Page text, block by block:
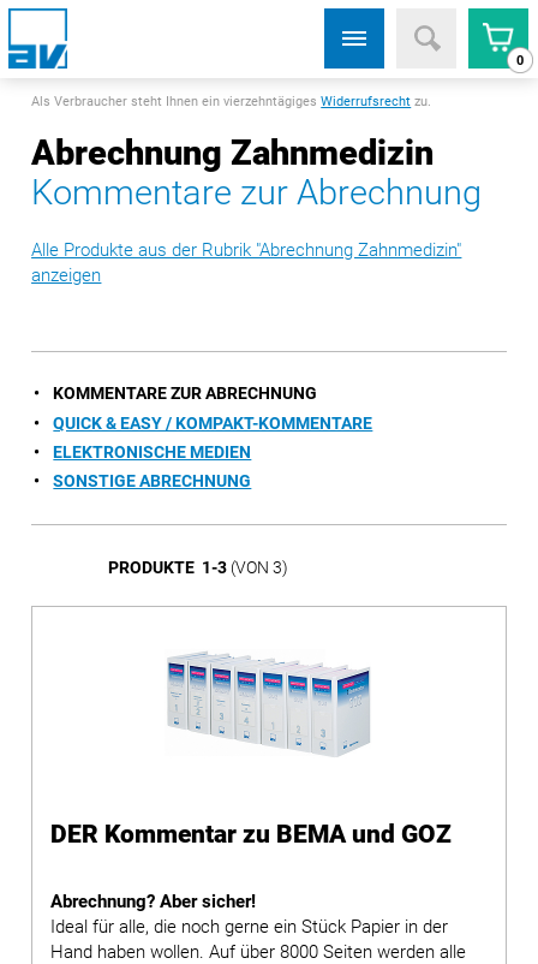
0
Als Verbraucher steht Ihnen ein vierzehntägigesWiderrufsrecht zu.
Abrechnung Zahnmedizin
Kommentare zur Abrechnung
Alle Produkte aus der Rubrik "Abrechnung Zahnmedizin"
anzeigen
KOMMENTARE ZUR ABRECHNUNG
QUICK & EASY / KOMPAKT-KOMMENTARE
ELEKTRONISCHE MEDIEN
SONSTIGE ABRECHNUNG
PRODUKTE 1-3(VON 3)
DER Kommentar zu BEMA und GOZ
Abrechnung? Aber sicher!
Ideal für alle, die noch gerne ein Stück Papier in der
Hand haben wollen. Auf über 8000 Seiten werden alle